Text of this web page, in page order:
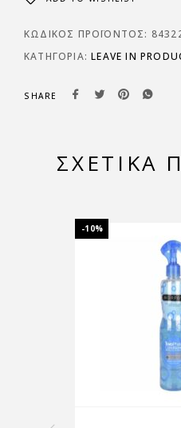
ΚΩΔΙΚΌΣ ΠΡΟΪΌΝΤΟΣ:
ΚΑΤΗΓΟΡΊΑ:LEAVE IN
SHARE
ΣΧΕΤΙΚΆ
-10%